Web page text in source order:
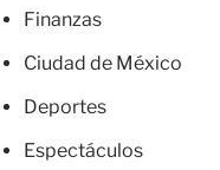
Finanzas
Ciudad de México
Deportes
Espectáculos